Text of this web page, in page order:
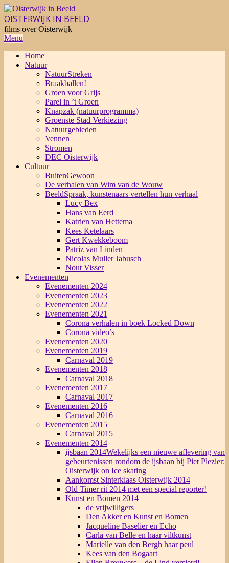
Skip
to
content
OISTERWIJK IN BEELD
films over Oisterwijk
Primary
Menu
Menu
Home
Natuur
NatuurStreken
Braakballen!
Groen voor Grijs
Parel in ’t Groen
Knapzak (natuurprogramma)
Groenste Stad Verkiezing
Natuurgebieden
Vennen
Stromen
DEC Oisterwijk
Cultuur
BuitenGewoon
De verhalen van Wim van de Wouw
BeeldSpraak, kunstenaars vertellen hun verhaal
Lucy Bex
Hans van Eerd
Katrien van Hettema
Kees Ketelaars
Gert Kwekkeboom
Patriz van Linden
Nicolas Muller Jabusch
Nout Visser
Evenementen
Evenementen 2024
Evenementen 2023
Evenementen 2022
Evenementen 2021
Corona verhalen in boek Locked Down
Corona video’s
Evenementen 2020
Evenementen 2019
Carnaval 2019
Evenementen 2018
Carnaval 2018
Evenementen 2017
Carnaval 2017
Evenementen 2016
Carnaval 2016
Evenementen 2015
Carnaval 2015
Evenementen 2014
ijsbaan 2014Wekelijks een nieuwe aflevering van
gebeurtenissen rondom de ijsbaan bij Piet Plezier:
Oisterwijk on Ice skating
Aankomst Sinterklaas Oisterwijk 2014
Old Timer rit 2014 met een special reporter!
Kunst en Bomen 2014
de vrijwilligers
Den Akker en Kunst en Bomen
Jacqueline Baselier en Echo
Carla van Belle en haar viltkunst
Marielle van den Bergh haar peul
Kees van den Bogaart